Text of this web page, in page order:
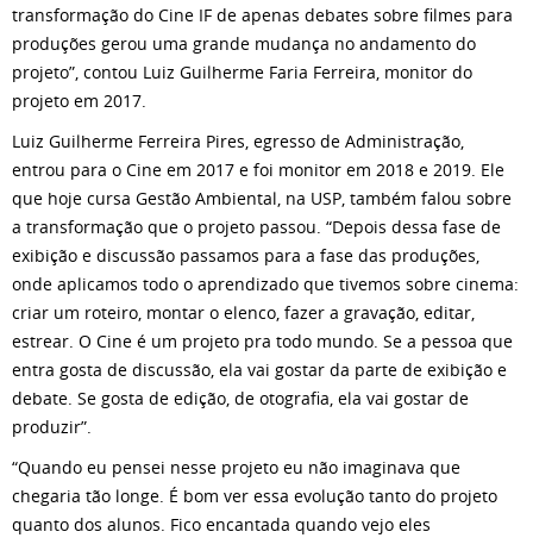
transformação do Cine IF de apenas debates sobre filmes para
produções gerou uma grande mudança no andamento do
projeto”, contou Luiz Guilherme Faria Ferreira, monitor do
projeto em 2017.
Luiz Guilherme Ferreira Pires, egresso de Administração,
entrou para o Cine em 2017 e foi monitor em 2018 e 2019. Ele
que hoje cursa Gestão Ambiental, na USP, também falou sobre
a transformação que o projeto passou. “Depois dessa fase de
exibição e discussão passamos para a fase das produções,
onde aplicamos todo o aprendizado que tivemos sobre cinema:
criar um roteiro, montar o elenco, fazer a gravação, editar,
estrear. O Cine é um projeto pra todo mundo. Se a pessoa que
entra gosta de discussão, ela vai gostar da parte de exibição e
debate. Se gosta de edição, de otografia, ela vai gostar de
produzir”.
“Quando eu pensei nesse projeto eu não imaginava que
chegaria tão longe. É bom ver essa evolução tanto do projeto
quanto dos alunos. Fico encantada quando vejo eles